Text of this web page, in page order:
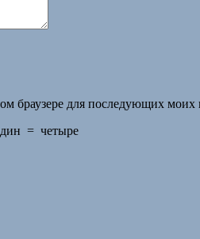
браузере для последующих моих
= четыре